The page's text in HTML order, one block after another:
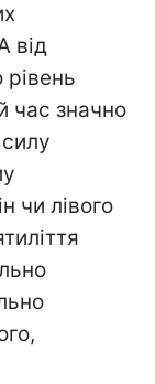
від
час значно
чи лівого